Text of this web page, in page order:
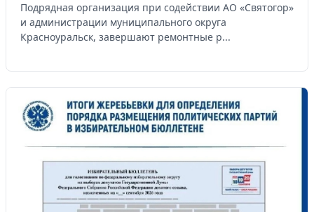
Подрядная организация при содействии АО «Святогор»
и администрации муниципального округа
Красноуральск, завершают ремонтные р...